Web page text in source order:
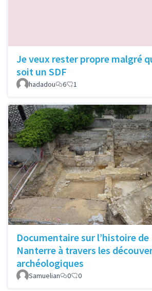
Je veux rester propre malgré
soit un SDF
hadadou 6 1
Documentaire sur l’histoire de
Nanterre à travers les
archéologiques
Samuelian 0 0